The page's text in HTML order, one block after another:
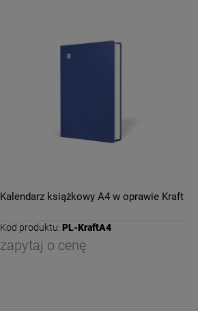
Kalendarz książkowy A4 w oprawie Kraft
Kod produktu: PL-KraftA4
zapytaj o cenę